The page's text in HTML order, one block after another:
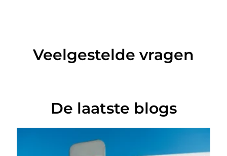
Veelgestelde vragen
De laatste blogs